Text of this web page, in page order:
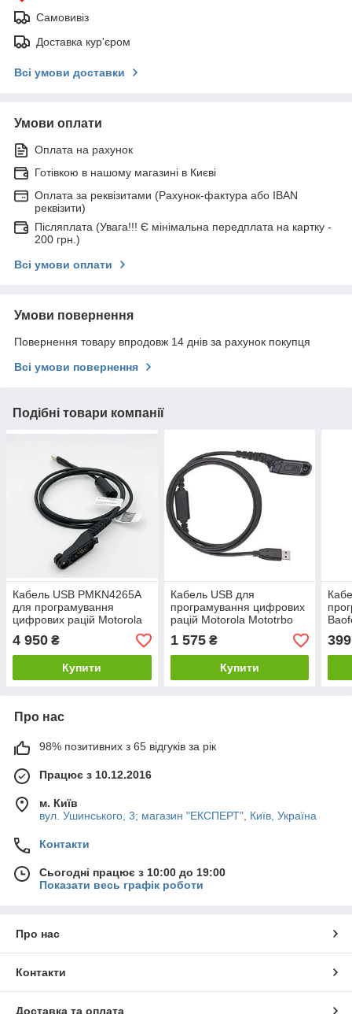
Самовивіз
Доставка кур'єром
Всі умови доставки
Умови оплати
Оплата на рахунок
Готівкою в нашому магазині в Києві
Оплата за реквізитами (Рахунок-фактура або IBAN
реквізити)
Післяплата (Увага!!! Є мінімальна передплата на картку -
200 грн.)
Всі умови оплати
Умови повернення
Повернення товару впродовж 14 днів за рахунок покупця
Всі умови повернення
Подібні товари компанії
Кабель USB PMKN4265A
для програмування
цифрових рацій Motorola
R7/R7a
4 950 ₴
Купити
Кабель USB для
програмування цифрових
рацій Motorola Mototrbo
DP4400e / DP4600e /
DP4800e
1 575₴
Купити
UV-
399
Про нас
98% позитивних з 65 відгуків за рік
Працює з 10.12.2016
м. Київ
вул. Ушинського, 3; магазин "ЕКСПЕРТ", Київ, Україна
Контакти
Сьогодні працює з 10:00 до 19:00
Показати весь графік роботи
Про нас
Контакти
Доставка та оплата